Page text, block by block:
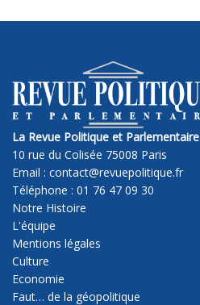
La Revue Politique et Parlementaire
10 rue du Colisée 75008 Paris
Email : contact@revuepolitique.fr
Téléphone : 01 76 47 09 30
Notre Histoire
L'équipe
Mentions légales
Culture
Economie
Faut… de la géopolitique